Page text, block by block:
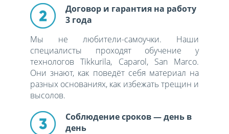
Договор и гарантия на работу
3 года
Мы не любители-самоучки. Наши
специалисты проходят обучение у
технологов Tikkurila, Caparol, San Marco.
Они знают, как поведёт себя материал на
разных основаниях, как избежать трещин и
высолов.
Соблюдение сроков — день в
день